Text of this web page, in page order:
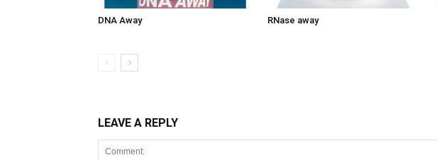
DNA Away RNase away
LEAVE A REPLY